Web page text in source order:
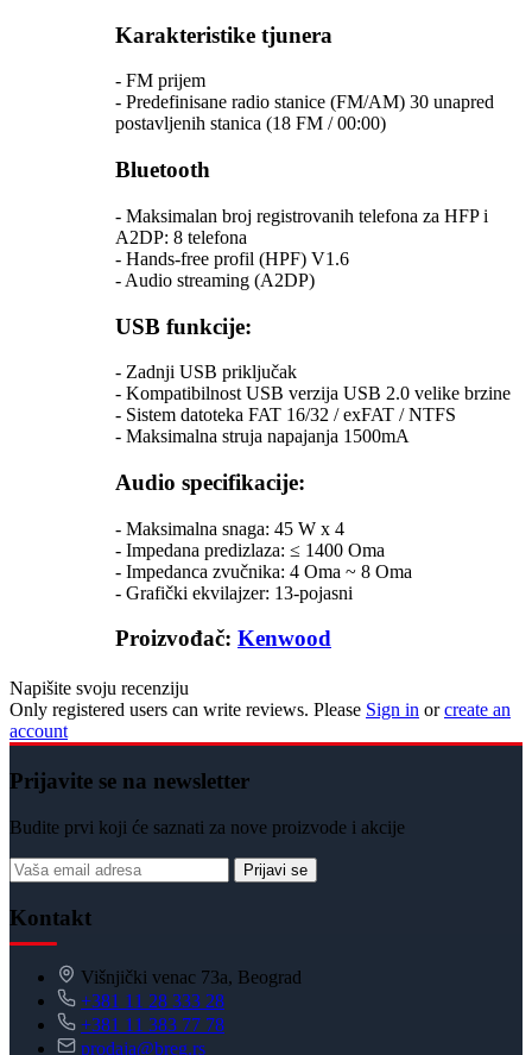
Karakteristike tjunera
- FM prijem
- Predefinisane radio stanice (FM/AM) 30 unapred
postavljenih stanica (18 FM / 00:00)
Bluetooth
- Maksimalan broj registrovanih telefona za HFP i
A2DP: 8 telefona
- Hands-free profil (HPF) V1.6
- Audio streaming (A2DP)
USB funkcije:
- Zadnji USB priključak
- Kompatibilnost USB verzija USB 2.0 velike brzine
- Sistem datoteka FAT 16/32 / exFAT / NTFS
- Maksimalna struja napajanja 1500mA
Audio specifikacije:
- Maksimalna snaga: 45 W x 4
- Impedana predizlaza: ≤ 1400 Oma
- Impedanca zvučnika: 4 Oma ~ 8 Oma
- Grafički ekvilajzer: 13-pojasni
Proizvođač: Kenwood
Napišite svoju recenziju
Only registered users can write reviews. Please Sign in orcreate an
account
Prijavite se na newsletter
Budite prvi koji će saznati za nove proizvode i akcije
Prijavi se
Kontakt
Višnjički venac 73a, Beograd
+381 11 28 333 28
+381 11 383 77 78
prodaja@breg.rs